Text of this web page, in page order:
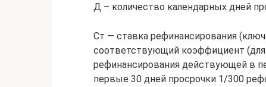
Д – количество календарных дней
Ст — ставка рефинансирования
соответствующий коэффициент
рефинансирования действующей в
первые 30 дней просрочки 1/300